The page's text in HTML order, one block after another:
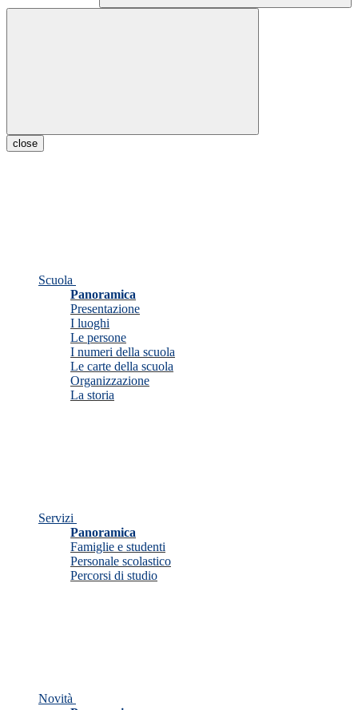
close
Scuola
Panoramica
Presentazione
I luoghi
Le persone
I numeri della scuola
Le carte della scuola
Organizzazione
La storia
Servizi
Panoramica
Famiglie e studenti
Personale scolastico
Percorsi di studio
Novità